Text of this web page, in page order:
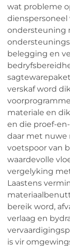
wat probleme
ondersteuning
belegging en
verskaf word
materiale en
en die proef-
daar met nuwe
voetspoor van
waardevolle
vergelyking
Laastens
bereik word,
verlaag en
is vir